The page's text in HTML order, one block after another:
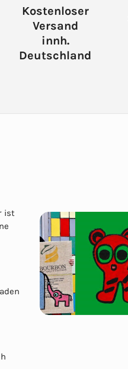
Kostenloser
Versand
innh.
Deutschland
ist